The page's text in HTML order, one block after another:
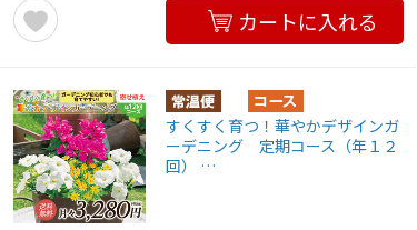
カートに入れる
すくすく育つ！華やかデザインガ
ーデニング 定期コース（年１２
回） …